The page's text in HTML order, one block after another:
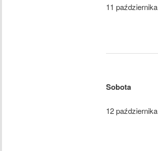
11 października
Sobota
12 października